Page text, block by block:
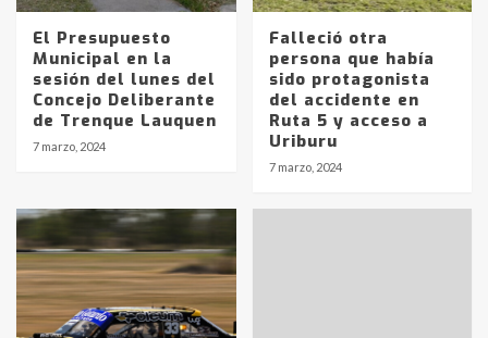
El Presupuesto
Municipal en la
sesión del lunes del
Concejo Deliberante
de Trenque Lauquen
7 marzo, 2024
Falleció otra
persona que había
sido protagonista
del accidente en
Ruta 5 y acceso a
Uriburu
7 marzo, 2024